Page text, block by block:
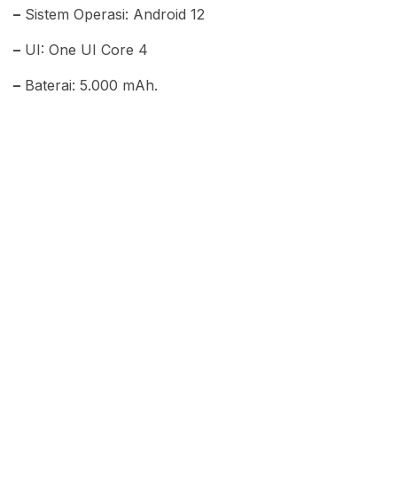
– Sistem Operasi: Android 12
– UI: One UI Core 4
– Baterai: 5.000 mAh.